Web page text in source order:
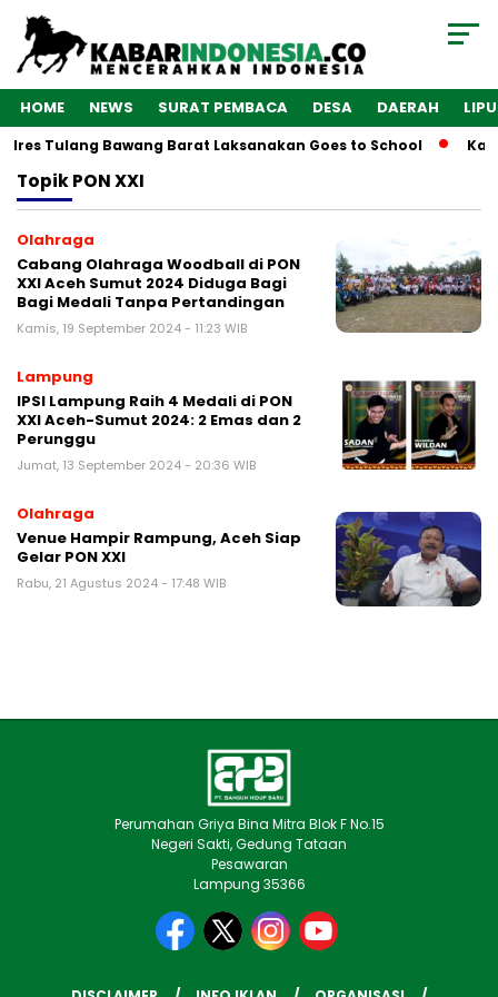
HOME NEWS SURAT PEMBACA DESA DAERAH
Tulang Bawang Barat Laksanakan Goes to School
TopikPON XXI
Olahraga
Cabang Olahraga Woodball di PON
XXI Aceh Sumut 2024 Diduga Bagi
Bagi Medali Tanpa Pertandingan
Kamis, 19 September 2024 - 11:23 WIB
Lampung
IPSI Lampung Raih 4 Medali di PON
XXI Aceh-Sumut 2024: 2 Emas dan 2
Perunggu
Jumat, 13 September 2024 - 20:36 WIB
Olahraga
Venue Hampir Rampung, Aceh Siap
Gelar PON XXI
Rabu, 21 Agustus 2024 - 17:48 WIB
Perumahan Griya Bina Mitra Blok F No.15
Negeri Sakti, Gedung Tataan
Pesawaran
Lampung 35366